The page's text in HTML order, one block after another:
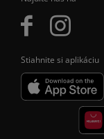
Stiahnite si aplikáciu